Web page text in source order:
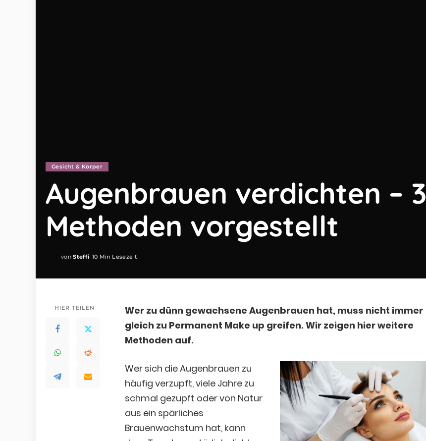
Gesicht & Körper
Augenbrauen verdichten – 3
Methoden vorgestellt
Posted
von Steffi 10 Min Lesezeit
HIER TEILEN
Wer zu dünn gewachsene Augenbrauen hat, muss nicht immer
gleich zu Permanent Make up greifen. Wir zeigen hier weitere
Methoden auf.
Wer sich die Augenbrauen zu
häufig verzupft, viele Jahre zu
schmal gezupft oder von Natur
aus ein spärliches
Brauenwachstum hat, kann